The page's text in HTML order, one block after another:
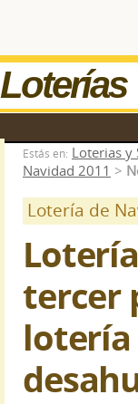
Loterías
Estás en: Loterias y
Navidad 2011 >
Lotería de
tercer
lotería